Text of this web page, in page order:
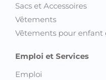
Sacs et Accessoires
Vêtements
Vêtements pour enfant
Emploi et Services
Emploi